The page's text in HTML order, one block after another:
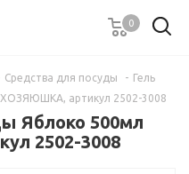
0
Средства для посуды - Гель
артикул 2502-3008
Яблоко 500мл
2502-3008